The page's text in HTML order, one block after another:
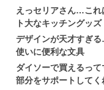
えっセリアさん…これ
ト大なキッチングッズ
デザインが天才すぎ
使いに便利な文具
ダイソーで買えるっ
部分をサポートしてく